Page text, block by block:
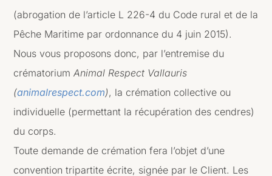
(abrogation de l’article L 226-4 du Code rural et de la
Pêche Maritime par ordonnance du 4 juin 2015).
Nous vous proposons donc, par l’entremise du
crématorium Animal Respect Vallauris
(animalrespect.com), la crémation collective ou
individuelle (permettant la récupération des cendres)
du corps.
Toute demande de crémation fera l’objet d’une
convention tripartite écrite, signée par le Client. Les